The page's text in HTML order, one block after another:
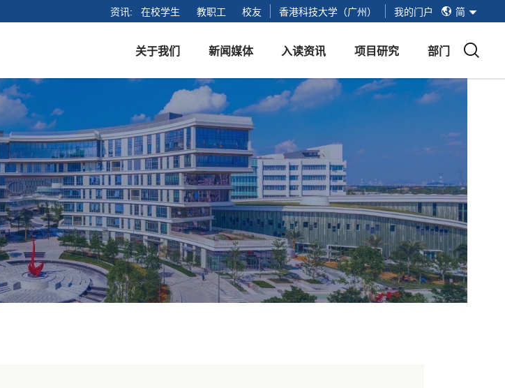
资讯 在校学生 教职工 校友 香港科技大学（广州） 我的门户 简
简
繁
关于我们
创始人寄语
使命与愿景
教职员工
新闻媒体
新闻媒体
活动
视频
手册
入读资讯
红鸟硕士项目
线下面试
招生问答
港科广生活
项目研究
项目提交入口
部门
红鸟硕士基地